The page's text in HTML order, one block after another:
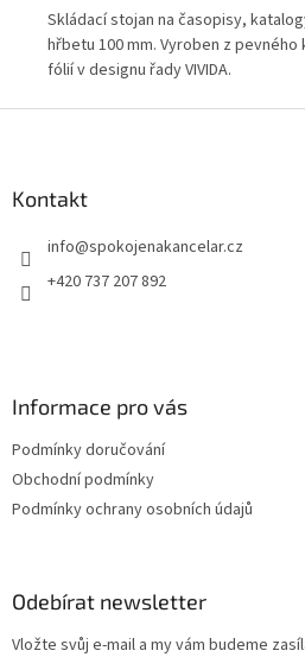
Skládací stojan na časopisy,
hřbetu 100 mm. Vyroben z
fólií v designu řady VIVIDA.
Kontakt
info@spokojenakancelar.cz
+420 737 207 892
Informace pro vás
Podmínky doručování
Obchodní podmínky
Podmínky ochrany osobních údajů
Odebírat newsletter
Vložte svůj e-mail a my vám budeme